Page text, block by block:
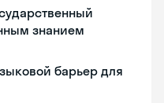
знанием
барьер для